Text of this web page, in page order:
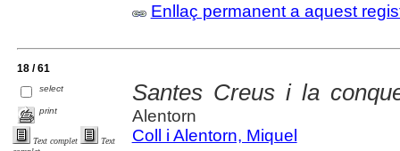
Enllaç permanent a aquest
18 / 61
select
print
Text complet
Text
Santes Creus i la
Alentorn
Coll i Alentorn, Miquel